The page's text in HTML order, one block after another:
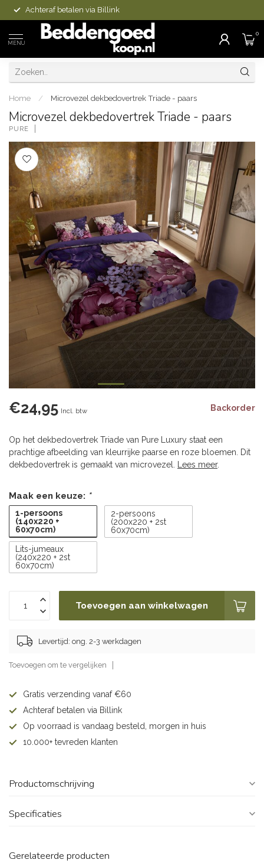
Achteraf betalen via Billink
MENU
0
Home / Microvezel dekbedovertrek Triade - paars
Microvezel dekbedovertrek Triade - paars
PURE
€24,95 Incl. btw Backorder
Op het dekbedovertrek Triade van Pure Luxury staat een
prachtige afbeelding van kleurrijke paarse en roze bloemen. Dit
dekbedovertrek is gemaakt van microvezel.
Lees meer.
Maak een keuze: *
1-persoons
(140x220 +
60x70cm)
2-persoons
(200x220 + 2st
60x70cm)
Lits-jumeaux
(240x220 + 2st
60x70cm)
Toevoegen aan winkelwagen
Levertijd: ong. 2-3 werkdagen
Toevoegen om te vergelijken
Gratis verzending vanaf €60
Achteraf betalen via Billink
Op voorraad is vandaag besteld, morgen in huis
10.000+ tevreden klanten
Productomschrijving
Specificaties
Gerelateerde producten